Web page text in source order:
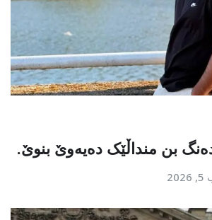
بن منداڵێک دەیەوێ بنوێ.